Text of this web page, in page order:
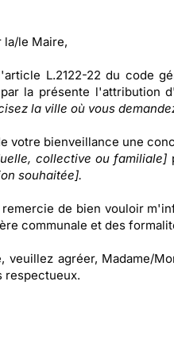
la/le Maire,
L.2122-22 du code
la présente l'attribution
la ville où vous
votre bienveillance une
collective ou familiale]
souhaitée].
de bien vouloir
communale et des
veuillez agréer, Madame/
respectueux.